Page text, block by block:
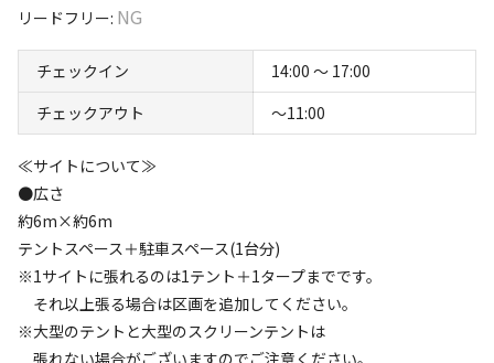
リードフリー: NG
チェックイン
14:00 〜 17:00
チェックアウト
〜11:00
≪サイトについて≫
●広さ
約6m×約6m
テントスペース＋駐車スペース(1台分)
※1サイトに張れるのは1テント＋1タープまでです。
それ以上張る場合は区画を追加してください。
※大型のテントと大型のスクリーンテントは
張れない場合がございますのでご注意ください。
MUSUBIはキャンプワイワイが保有する特別宿泊施設。
夫婦やカップルの記念日に花を添えるゴージャスなお部屋
ご用意。 施設から望む九十九里浜の180℃水平線からの夕
日や日の出の景色は圧巻の一言。 天候が良ければ富士山
も望めますよ。 当施設ご利用のお客様だけの特別な景色
をお楽しみいただけます。 大晦日には眼前のビーチでカ
ウントダウン花火も打ち上げられます。一棟貸し、一階の
みワンコOK。夕食はBBQ,朝食は旭のお米を土鍋で炊いて
提供。
オートサイト
海
まったり
落ち着く
利用者層